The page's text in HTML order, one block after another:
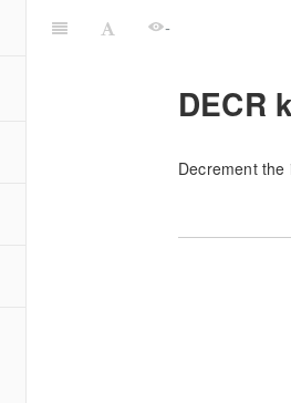
-
DECR
Decrement